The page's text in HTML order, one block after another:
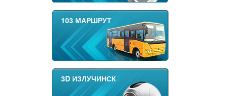
103 МАРШРУТ
3D ИЗЛУЧИНСК